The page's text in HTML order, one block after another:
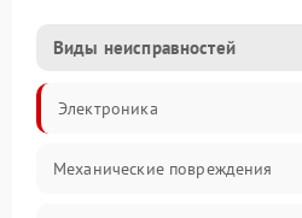
Виды неисправностей
Электроника
Механические повреждения